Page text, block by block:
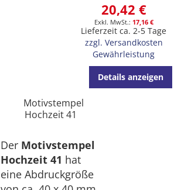
20,42 €
17,16 €
Lieferzeit ca. 2-5 Tage
zzgl. Versandkosten
Gewährleistung
Details anzeigen
Motivstempel
Hochzeit 41
Der Motivstempel
Hochzeit 41 hat
eine Abdruckgröße